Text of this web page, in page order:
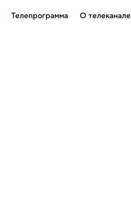
Телепрограмма О телеканале